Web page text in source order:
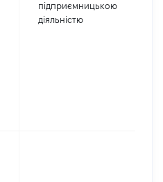
підприємницькою
діяльністю